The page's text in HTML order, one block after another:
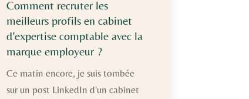
Comment recruter les
meilleurs profils en cabinet
d’expertise comptable avec la
marque employeur ?
Ce matin encore, je suis tombée
sur un post LinkedIn d'un cabinet